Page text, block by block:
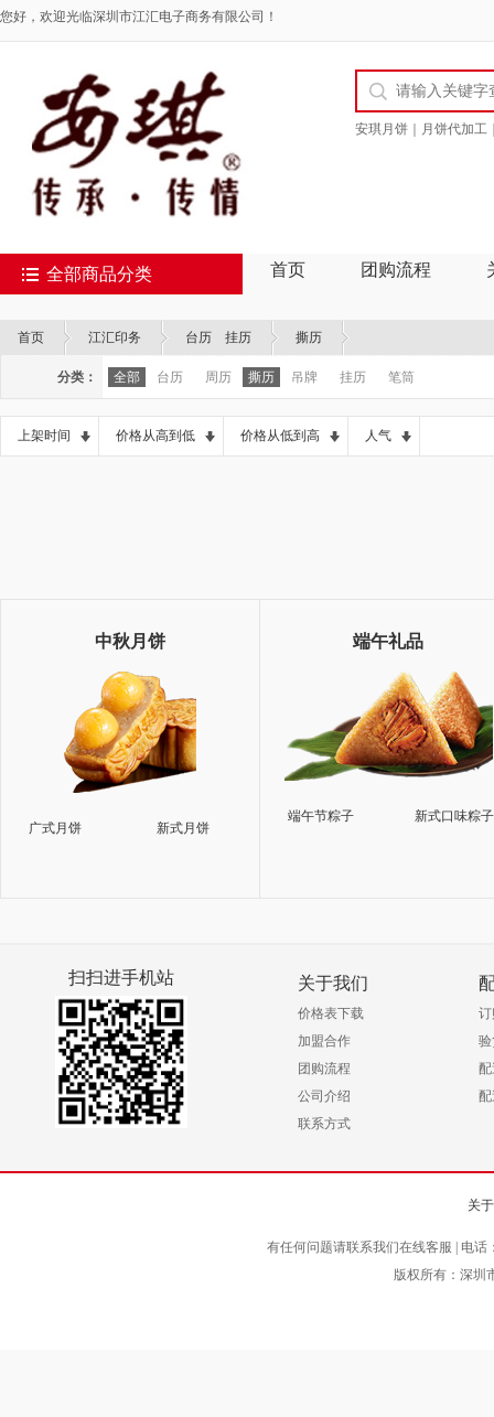
您好，欢迎光临深圳市江汇电子商务有限公司！
安琪月饼｜月饼代加工
全部商品分类 首页 团购流程
首页 江汇印务 台历 挂历 撕历
分类： 全部 台历 周历 撕历 吊牌 挂历 笔筒
上架时间 价格从高到低 价格从低到高 人气
中秋月饼
广式月饼 新式月饼
端午礼品
端午节粽子 新式口味粽子
扫扫进手机站 关于我们
价格表下载
加盟合作
团购流程
公司介绍
联系方式
关
有任何问题请联系我们在线客服 | 电话
版权所有：深